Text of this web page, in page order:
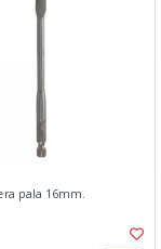
pala 16mm.